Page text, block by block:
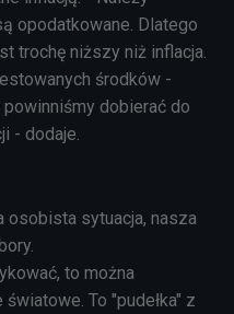
opodatkowane. Dlatego
trochę niższy niż inflacja.
środków -
dobierać do
- dodaje.
osobista sytuacja, nasza
to można
To "pudełka" z